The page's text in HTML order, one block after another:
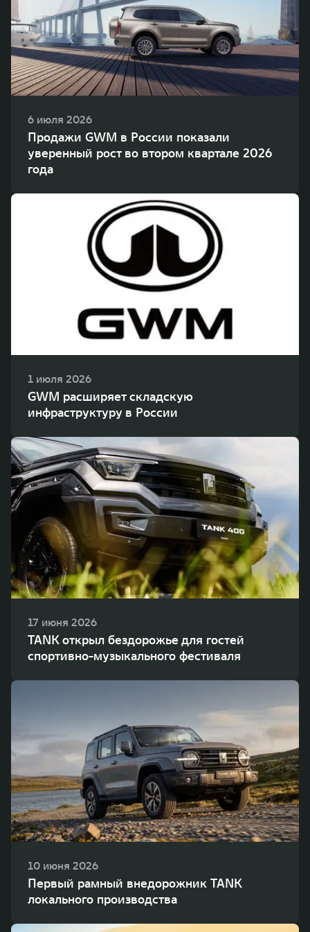
WEY 80
Масштаб возможностей
от 6 449 000 ₽
WEY 80 Лаундж
Масштаб возможностей
от 8 099 000 ₽
6 июля 2026
Продажи GWM в России показали
уверенный рост во втором квартале 2026
года
1 июля 2026
GWM расширяет складскую
инфраструктуру в России
17 июня 2026
TANK открыл бездорожье для гостей
спортивно-музыкального фестиваля
10 июня 2026
Первый рамный внедорожник TANK
локального производства